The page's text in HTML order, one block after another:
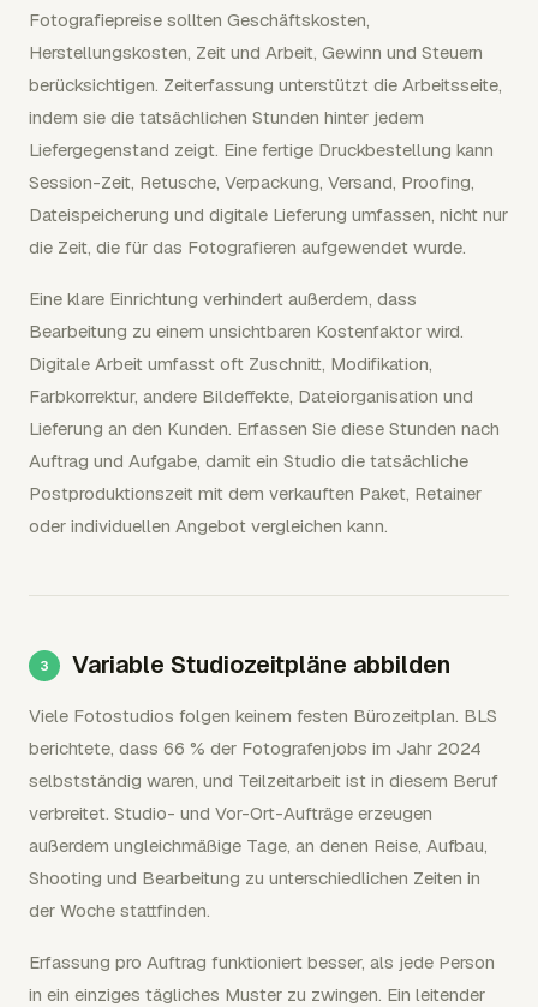
Fotografiepreise sollten Geschäftskosten,
Herstellungskosten, Zeit und Arbeit, Gewinn und Steuern
berücksichtigen. Zeiterfassung unterstützt die Arbeitsseite,
indem sie die tatsächlichen Stunden hinter jedem
Liefergegenstand zeigt. Eine fertige Druckbestellung kann
Session-Zeit, Retusche, Verpackung, Versand, Proofing,
Dateispeicherung und digitale Lieferung umfassen, nicht nur
die Zeit, die für das Fotografieren aufgewendet wurde.
Eine klare Einrichtung verhindert außerdem, dass
Bearbeitung zu einem unsichtbaren Kostenfaktor wird.
Digitale Arbeit umfasst oft Zuschnitt, Modifikation,
Farbkorrektur, andere Bildeffekte, Dateiorganisation und
Lieferung an den Kunden. Erfassen Sie diese Stunden nach
Auftrag und Aufgabe, damit ein Studio die tatsächliche
Postproduktionszeit mit dem verkauften Paket, Retainer
oder individuellen Angebot vergleichen kann.
Variable Studiozeitpläne abbilden
Viele Fotostudios folgen keinem festen Bürozeitplan. BLS
berichtete, dass 66 % der Fotografenjobs im Jahr 2024
selbstständig waren, und Teilzeitarbeit ist in diesem Beruf
verbreitet. Studio- und Vor-Ort-Aufträge erzeugen
außerdem ungleichmäßige Tage, an denen Reise, Aufbau,
Shooting und Bearbeitung zu unterschiedlichen Zeiten in
der Woche stattfinden.
Erfassung pro Auftrag funktioniert besser, als jede Person
in ein einziges tägliches Muster zu zwingen. Ein leitender